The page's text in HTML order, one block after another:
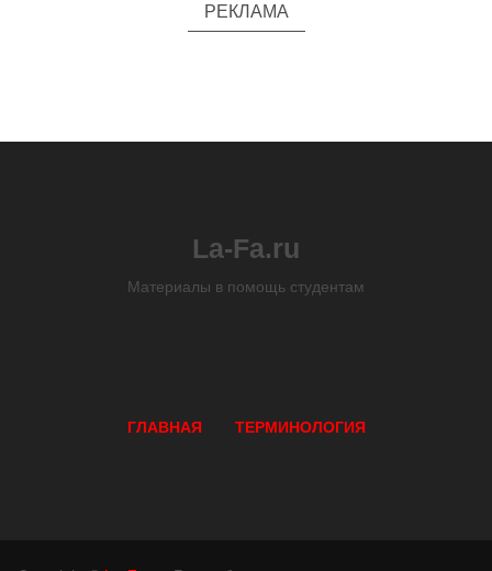
РЕКЛАМА
La-Fa.ru
Материалы в помощь студентам
ГЛАВНАЯ ТЕРМИНОЛОГИЯ